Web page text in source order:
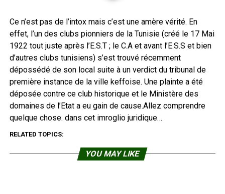
Ce n’est pas de l’intox mais c’est une amère vérité. En
effet, l’un des clubs pionniers de la Tunisie (créé le 17 Mai
1922 tout juste après l’E.S.T ; le C.A et avant l’E.S.S et bien
d’autres clubs tunisiens) s’est trouvé récemment
dépossédé de son local suite à un verdict du tribunal de
première instance de la ville keffoise. Une plainte a été
déposée contre ce club historique et le Ministère des
domaines de l’Etat a eu gain de cause.Allez comprendre
quelque chose. dans cet imroglio juridique…
RELATED TOPICS:
YOU MAY LIKE